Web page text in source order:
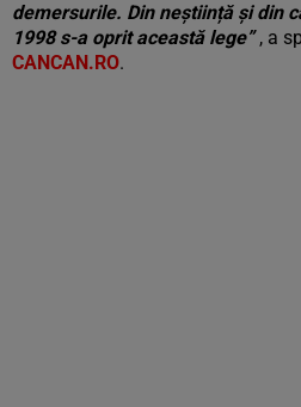
demersurile. Din neștiință și din
1998 s-a oprit această lege”, a
CANCAN.RO.